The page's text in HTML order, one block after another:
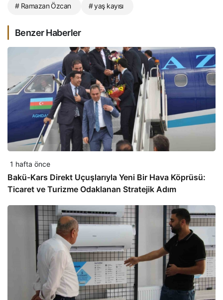
# Ramazan Özcan # yaş kayısı
Benzer Haberler
1 hafta önce
Bakü-Kars Direkt Uçuşlarıyla Yeni Bir Hava Köprüsü:
Ticaret ve Turizme Odaklanan Stratejik Adım